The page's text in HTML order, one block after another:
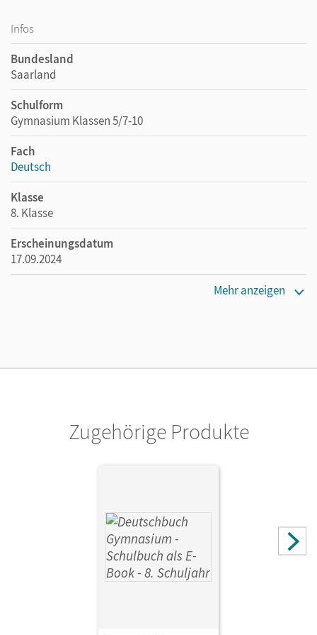
Infos
Bundesland
Saarland
Schulform
Gymnasium Klassen 5/7-10
Fach
Deutsch
Klasse
8. Klasse
Erscheinungsdatum
17.09.2024
Mehr anzeigen
Zugehörige Produkte